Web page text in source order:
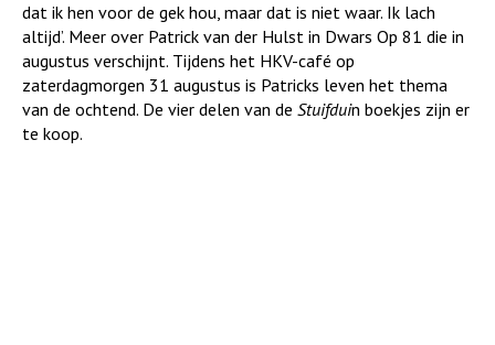
dat ik hen voor de gek hou, maar dat is niet waar. Ik lach
altijd’. Meer over Patrick van der Hulst in Dwars Op 81 die in
augustus verschijnt. Tijdens het HKV-café op
zaterdagmorgen 31 augustus is Patricks leven het thema
van de ochtend. De vier delen van de Stuifduin boekjes zijn er
te koop.